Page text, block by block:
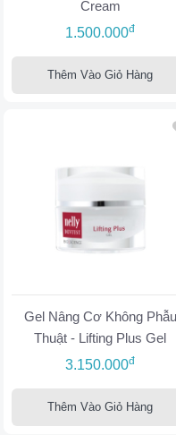
Cream
1.500.000đ
Thêm Vào Giỏ Hàng
Gel Nâng Cơ Không Phẫu
Thuật - Lifting Plus Gel
3.150.000đ
Thêm Vào Giỏ Hàng